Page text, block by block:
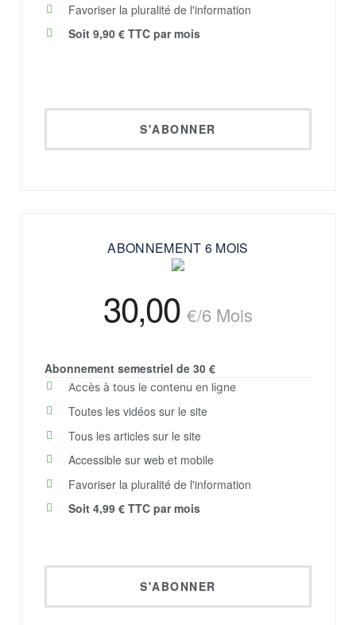
Favoriser la pluralité de l'information
Soit 9,90 € TTC par mois
S'ABONNER
ABONNEMENT 6 MOIS
30,00€/6 Mois
Abonnement semestriel de 30 €
Accès à tous le contenu en ligne​
Toutes les vidéos sur le site​​
Tous les articles sur le site​​
Accessible sur web et mobile​
Favoriser la pluralité de l'information
Soit 4,99 € TTC par mois
S'ABONNER